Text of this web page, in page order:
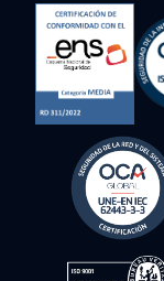
Politique en
Politique de